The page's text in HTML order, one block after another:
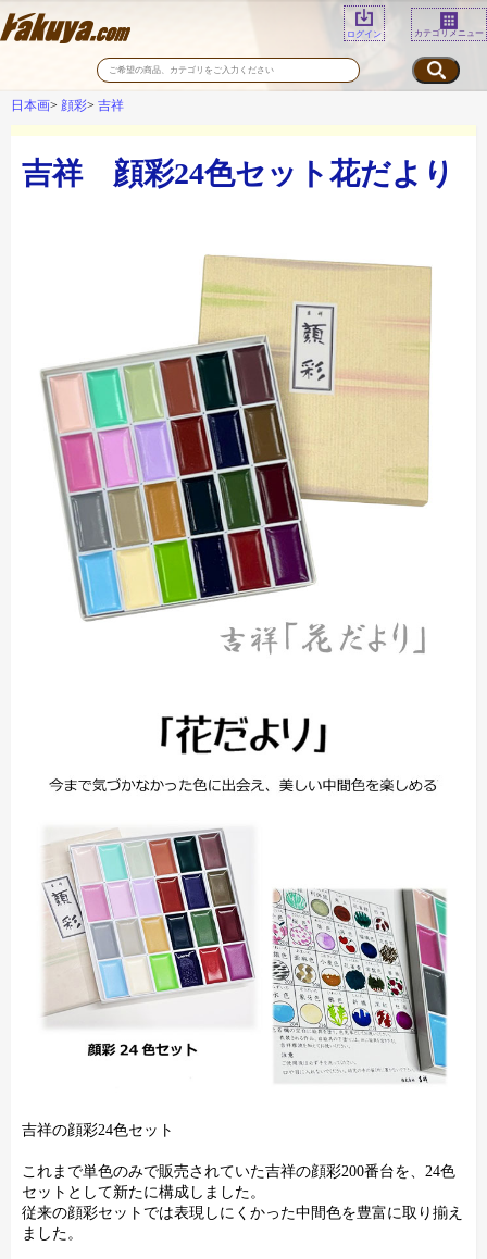
ログイン カテゴリメニュー
日本画 顔彩 吉祥
吉祥 顔彩24色セット花だより
吉祥の顔彩24色セット
これまで単色のみで販売されていた吉祥の顔彩200番台を、24色
セットとして新たに構成しました。
従来の顔彩セットでは表現しにくかった中間色を豊富に取り揃え
ました。